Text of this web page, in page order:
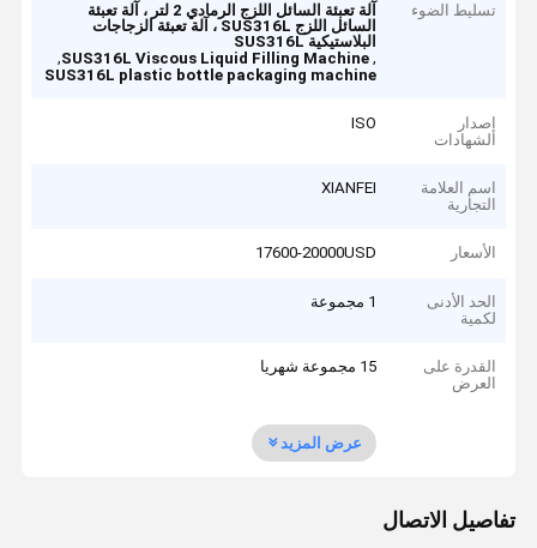
تسليط الضوء
آلة تعبئة السائل اللزج الرمادي 2 لتر ، آلة تعبئة
السائل اللزج SUS316L ، آلة تعبئة الزجاجات
البلاستيكية SUS316L
,
SUS316L Viscous Liquid Filling Machine
,
SUS316L plastic bottle packaging machine
إصدار
الشهادات
ISO
اسم العلامة
التجارية
XIANFEI
الأسعار 17600-20000USD
الحد الأدنى
لكمية
1 مجموعة
القدرة على
العرض
15 مجموعة شهريا
عرض المزيد
تفاصيل الاتصال